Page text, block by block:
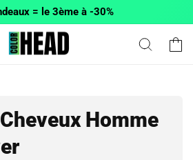
= le 3ème à -30%
Panier
Homme